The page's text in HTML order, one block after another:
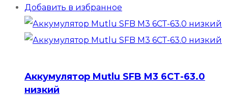
Добавить в избранное
Аккумулятор Mutlu SFB M3 6СТ-63.0
низкий